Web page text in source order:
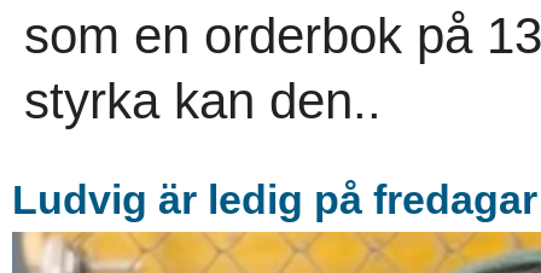
som en orderbok på
styrka kan den..
Ludvig är ledig på